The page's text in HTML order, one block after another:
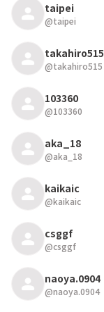
taipei
@taipei
takahiro515
@takahiro515
103360
@103360
aka_18
@aka_18
kaikaic
@kaikaic
csggf
@csggf
naoya.0904
@naoya.0904